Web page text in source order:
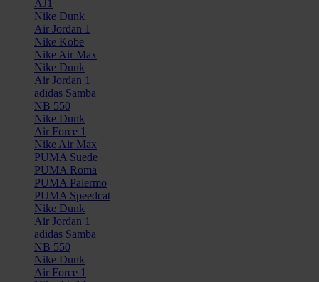
AJ1
Nike Dunk
Air Jordan 1
Nike Kobe
Nike Air Max
Nike Dunk
Air Jordan 1
adidas Samba
NB 550
Nike Dunk
Air Force 1
Nike Air Max
PUMA Suede
PUMA Roma
PUMA Palermo
PUMA Speedcat
Nike Dunk
Air Jordan 1
adidas Samba
NB 550
Nike Dunk
Air Force 1